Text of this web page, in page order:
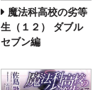
魔法科高校の劣等
生（１２） ダブル
セブン編